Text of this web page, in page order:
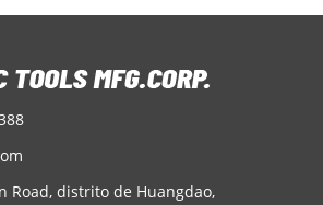
Road, distrito de Huangdao,